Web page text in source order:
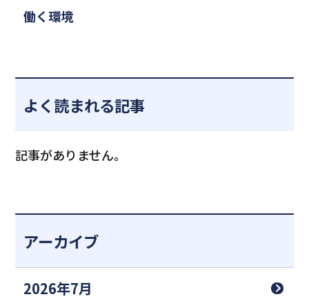
働く環境
よく読まれる記事
記事がありません。
アーカイブ
2026年7月